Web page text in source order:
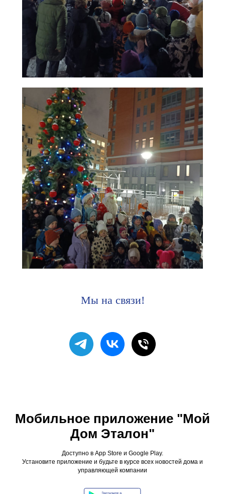
Мы на связи!
Мобильное приложение "Мой
Дом Эталон"
Доступно в App Store и Google Play.
Установите приложение и будьте в курсе всех новостей дома и
управляющей компании